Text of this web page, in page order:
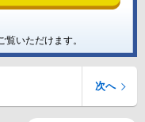
覧いただけます。
次へ